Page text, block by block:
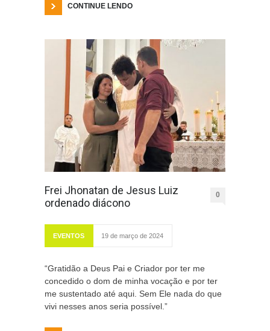
CONTINUE LENDO
Frei Jhonatan de Jesus Luiz
ordenado diácono
0
EVENTOS 19 de março de 2024
“Gratidão a Deus Pai e Criador por ter me
concedido o dom de minha vocação e por ter
me sustentado até aqui. Sem Ele nada do que
vivi nesses anos seria possível.”